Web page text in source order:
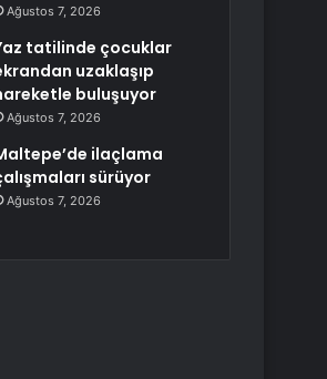
Ağustos 7, 2026
tatilinde çocuklar
uzaklaşıp
buluşuyor
Ağustos 7, 2026
ilaçlama
sürüyor
Ağustos 7, 2026